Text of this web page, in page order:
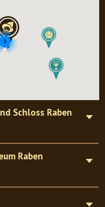
3
Schloss Raben
Raben